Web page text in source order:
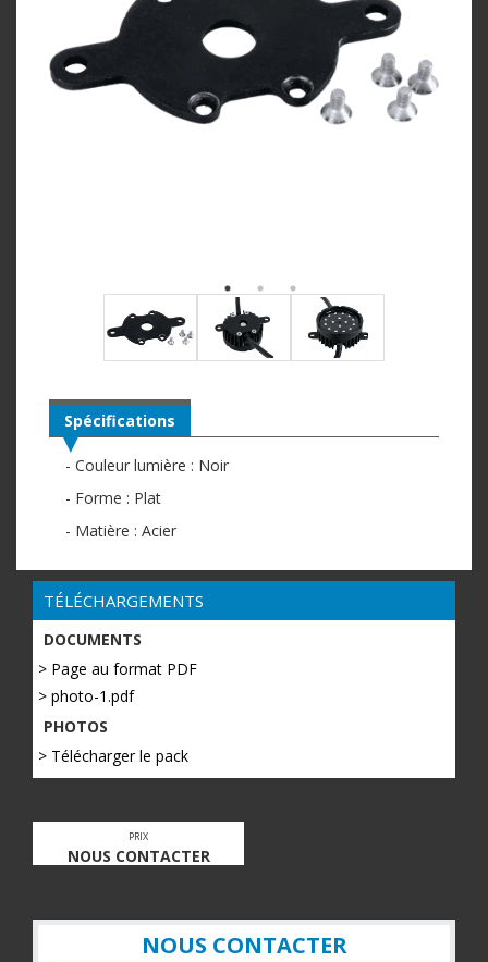
Spécifications
- Couleur lumière : Noir
- Forme : Plat
- Matière : Acier
TÉLÉCHARGEMENTS
DOCUMENTS
> Page au format PDF
> photo-1.pdf
PHOTOS
> Télécharger le pack
PRIX
NOUS CONTACTER
NOUS CONTACTER